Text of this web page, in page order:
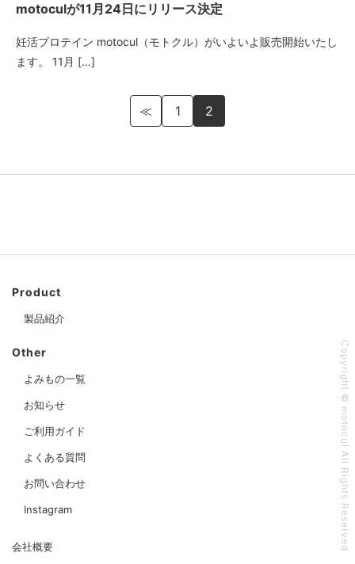
motoculが11月24日にリリース決定
妊活プロテイン motocul（モトクル）がいよいよ販売開始いたし
ます。 11月 […]
≪ 1 2
Product
製品紹介
Other
よみもの一覧
お知らせ
ご利用ガイド
よくある質問
お問い合わせ
Instagram
会社概要 Copyright © motocul All Rights Reserved